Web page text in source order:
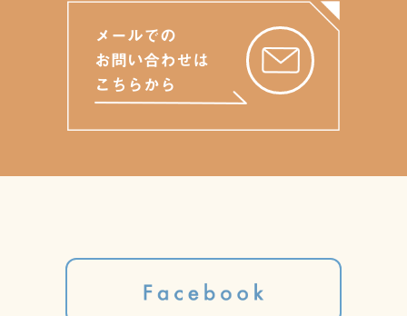
メールでの
お問い合わせは
こちらから